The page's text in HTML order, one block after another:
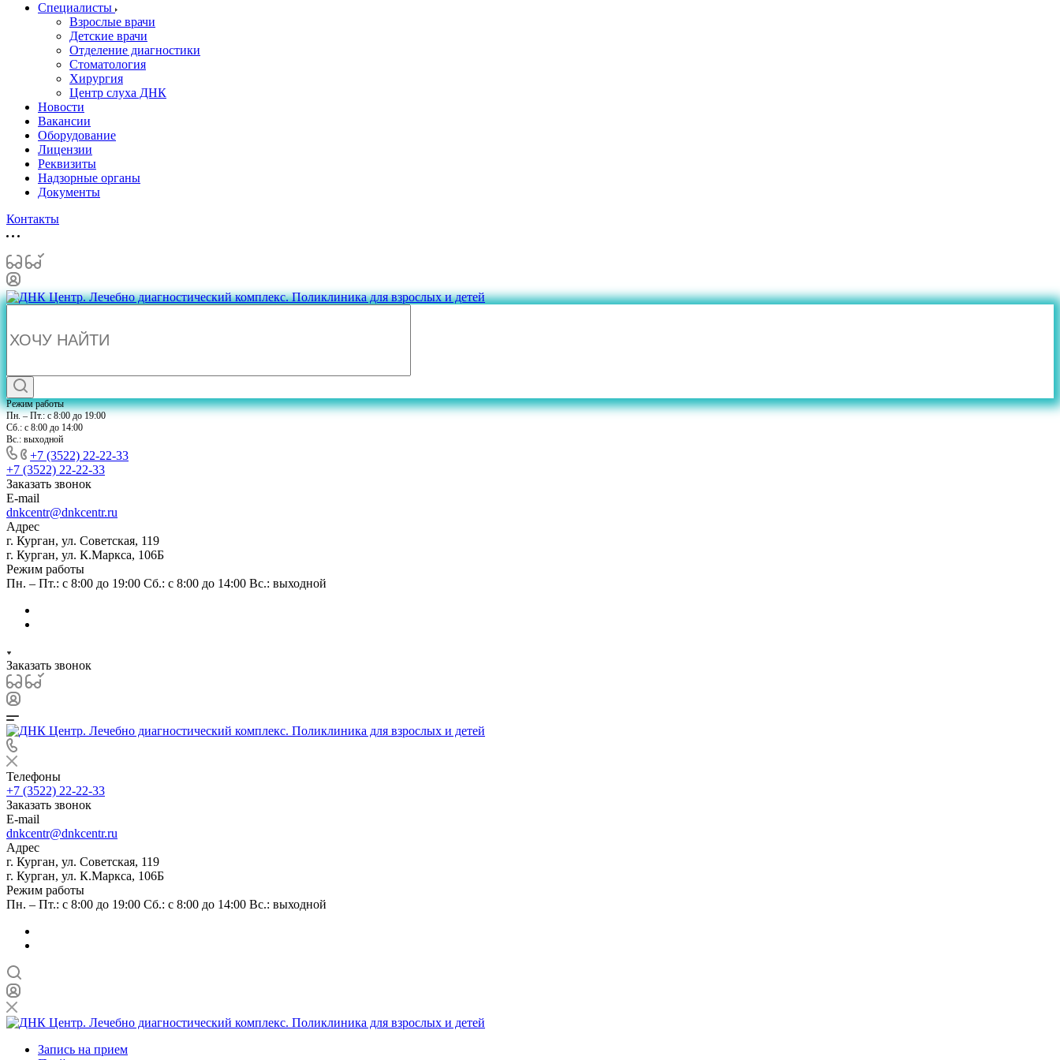
Специалисты
Взрослые врачи
Детские врачи
Отделение диагностики
Стоматология
Хирургия
Центр слуха ДНК
Новости
Вакансии
Оборудование
Лицензии
Реквизиты
Надзорные органы
Документы
Контакты
Режим работы
Пн. – Пт.: с 8:00 до 19:00
Сб.: с 8:00 до 14:00
Вс.: выходной
+7 (3522) 22-22-33
+7 (3522) 22-22-33
Заказать звонок
E-mail
dnkcentr@dnkcentr.ru
Адрес
г. Курган, ул. Советская, 119
г. Курган, ул. К.Маркса, 106Б
Режим работы
Пн. – Пт.: с 8:00 до 19:00 Сб.: с 8:00 до 14:00 Вс.: выходной
Заказать звонок
Телефоны
+7 (3522) 22-22-33
Заказать звонок
E-mail
dnkcentr@dnkcentr.ru
Адрес
г. Курган, ул. Советская, 119
г. Курган, ул. К.Маркса, 106Б
Режим работы
Пн. – Пт.: с 8:00 до 19:00 Сб.: с 8:00 до 14:00 Вс.: выходной
Запись на прием